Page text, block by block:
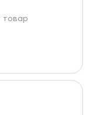
товар